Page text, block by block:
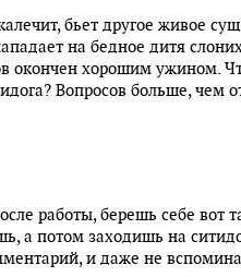
бьет другое живое
на бедное дитя
окончен хорошим ужином.
Вопросов больше, чем
работы, берешь себе вот
а потом заходишь на
и даже не